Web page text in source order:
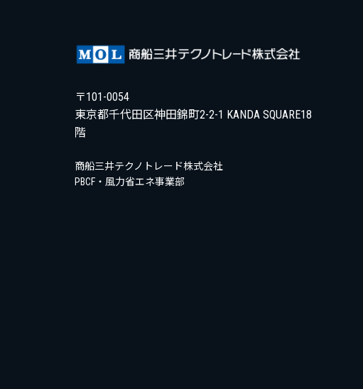
〒101-0054
東京都千代田区神田錦町2-2-1 KANDA SQUARE18
階
商船三井テクノトレード株式会社
PBCF・風力省エネ事業部